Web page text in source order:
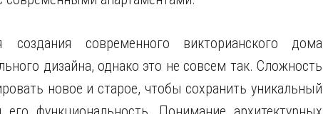
современного викторианского дома
дизайна, однако это не совсем так. Сложность
новое и старое, чтобы сохранить уникальный